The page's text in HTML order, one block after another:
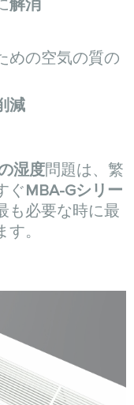
解消
めの空気の質の
減
湿度問題は、繁
ぐMBA-Gシリー
も必要な時に最
。